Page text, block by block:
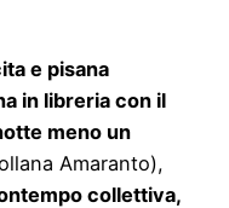
e pisana
in libreria con il
meno un
Amaranto),
collettiva,